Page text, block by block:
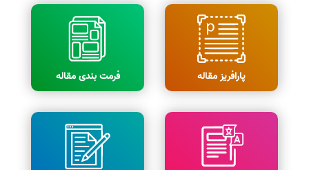
پارافریز مقاله فرمت بندی مقاله